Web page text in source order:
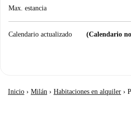
Max. estancia
Calendario actualizado (Calendario
Inicio › Milán › Habitaciones en alquiler ›